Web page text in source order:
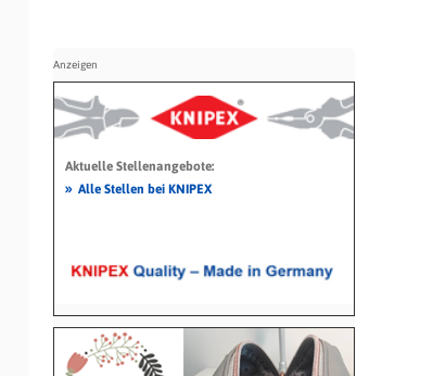
Aktuelle Stellenangebote:
» Alle Stellen bei KNIPEX